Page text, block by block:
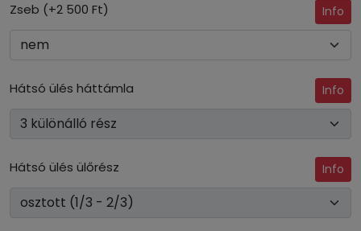
Zseb (+2 500 Ft) Info
Hátsó ülés háttámla Info
Hátsó ülés ülőrész Info